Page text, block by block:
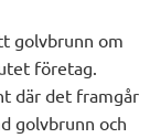
golvbrunn om
företag.
där det framgår
golvbrunn och